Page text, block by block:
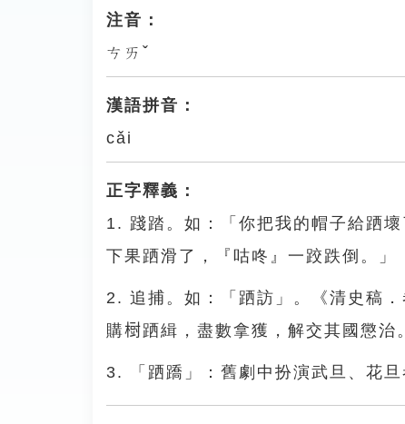
注音：
ㄘㄞˇ
漢語拼音：
cǎi
正字釋義：
1. 踐踏。如：「你把我的帽子給跴
下果跴滑了，『咕咚』一跤跌倒。」
2. 追捕。如：「跴訪」。《清史稿
購𣗳跴緝，盡數拿獲，解交其國懲治
3. 「跴蹻」：舊劇中扮演武旦、花